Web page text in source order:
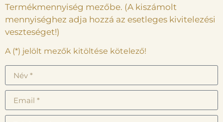
Termékmennyiség mezőbe. (A kiszámolt
mennyiséghez adja hozzá az esetleges kivitelezési
veszteséget!)
A (*) jelölt mezők kitöltése kötelező!